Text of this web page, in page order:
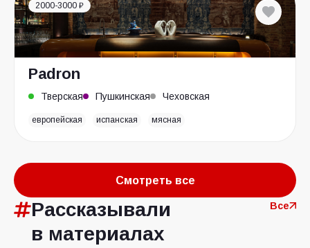
2000-3000 ₽
Padron
Тверская Пушкинская Чеховская
европейская испанская мясная
Смотреть все
Рассказывали
в материалах
Все